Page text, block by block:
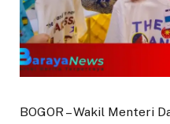
BOGOR – Wakil Menteri